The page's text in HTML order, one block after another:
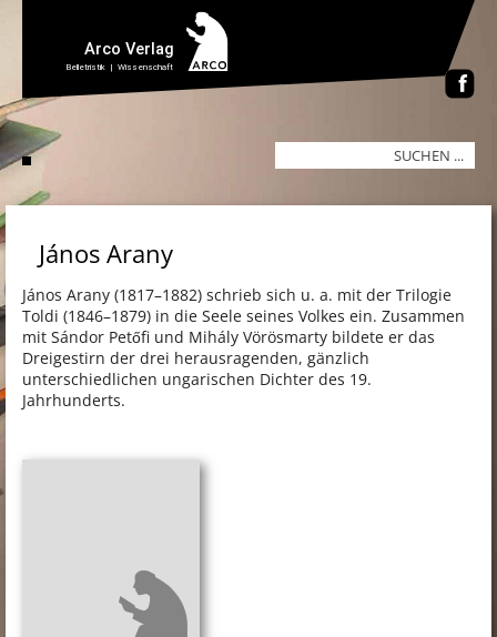
János Arany
János Arany (1817–1882) schrieb sich u. a. mit der Trilogie
Toldi (1846–1879) in die Seele seines Volkes ein. Zusammen
mit Sándor Petőfi und Mihály Vörösmarty bildete er das
Dreigestirn der drei herausragenden, gänzlich
unterschiedlichen ungarischen Dichter des 19.
Jahrhunderts.